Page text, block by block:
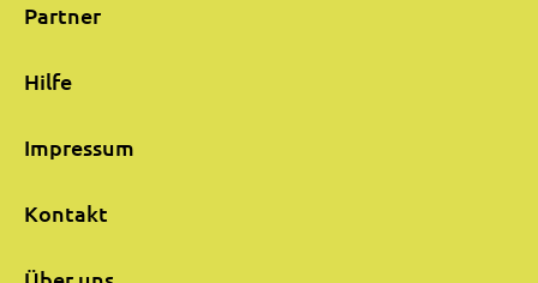
Partner
Hilfe
Impressum
Kontakt